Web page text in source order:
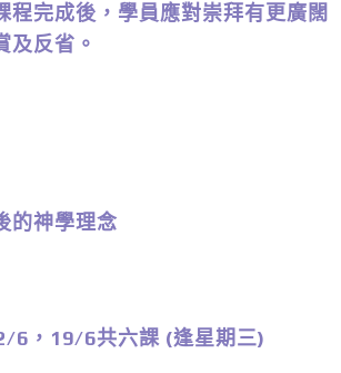
完成後，學員應對崇拜有更廣闊
及反省。
的神學理念
6，19/6共六課 (逢星期三)